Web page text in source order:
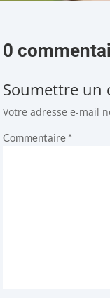
0
Soumettre un
Votre adresse e-mail
Commentaire *